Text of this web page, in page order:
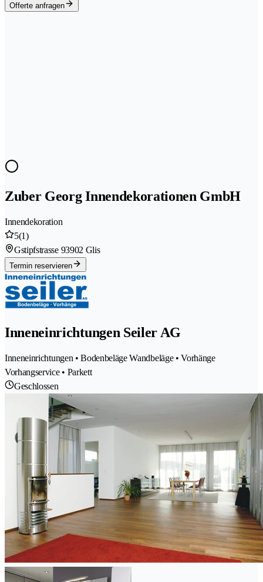
Offerte anfragen
Zuber Georg Innendekorationen GmbH
Innendekoration
5(1)
Gstipfstrasse 93902 Glis
Termin reservieren
Inneneinrichtungen Seiler AG
Inneneinrichtungen • Bodenbeläge Wandbeläge • Vorhänge
Vorhangservice • Parkett
Geschlossen